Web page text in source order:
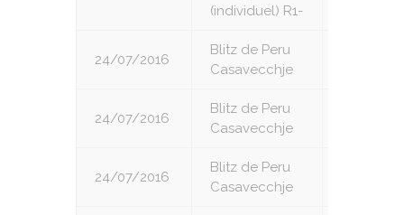
(individuel) R1-
24/07/2016
Blitz de Peru
Casavecchje
24/07/2016
Blitz de Peru
Casavecchje
24/07/2016
Blitz de Peru
Casavecchje